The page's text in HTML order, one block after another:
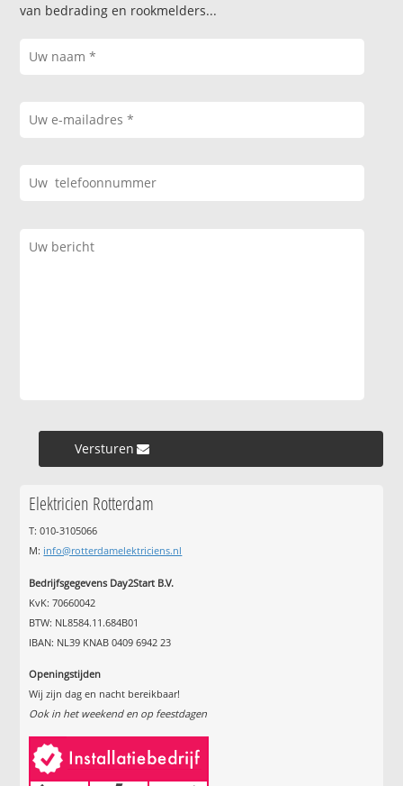
van bedrading en rookmelders...
Versturen »
Elektricien Rotterdam
T: 010-3105066
M: info@rotterdamelektriciens.nl
Bedrijfsgegevens Day2Start B.V.
KvK: 70660042
BTW: NL8584.11.684B01
IBAN: NL39 KNAB 0409 6942 23
Openingstijden
Wij zijn dag en nacht bereikbaar!
Ook in het weekend en op feestdagen